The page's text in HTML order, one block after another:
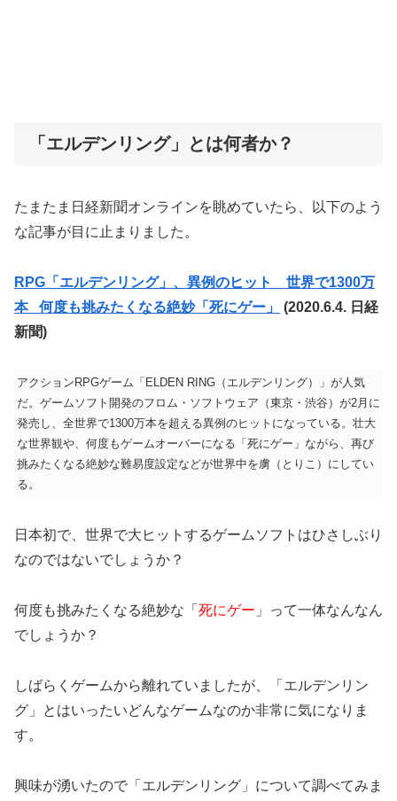
「エルデンリング」とは何者か？
たまたま日経新聞オンラインを眺めていたら、以下のよう
な記事が目に止まりました。
RPG「エルデンリング」、異例のヒット 世界で1300万
本 何度も挑みたくなる絶妙「死にゲー」
(2020.6.4. 日経
新聞)
アクションRPGゲーム「ELDEN RING（エルデンリング）」が人気
だ。ゲームソフト開発のフロム・ソフトウェア（東京・渋谷）が2月に
発売し、全世界で1300万本を超える異例のヒットになっている。壮大
な世界観や、何度もゲームオーバーになる「死にゲー」ながら、再び
挑みたくなる絶妙な難易度設定などが世界中を虜（とりこ）にしてい
る。
日本初で、世界で大ヒットするゲームソフトはひさしぶり
なのではないでしょうか？
何度も挑みたくなる絶妙な「 死にゲー 」って一体なんなん
でしょうか？
しばらくゲームから離れていましたが、「エルデンリン
グ」とはいったいどんなゲームなのか非常に気になりま
す。
興味が湧いたので「エルデンリング」について調べてみま